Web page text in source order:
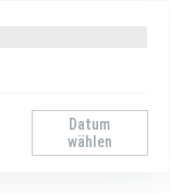
Datum
wählen